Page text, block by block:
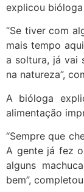
explicou
“Se tiver com
mais tempo
a soltura, já vai
na natureza”,
A bióloga
alimentação
“Sempre que
A gente já fez
alguns
bem”,